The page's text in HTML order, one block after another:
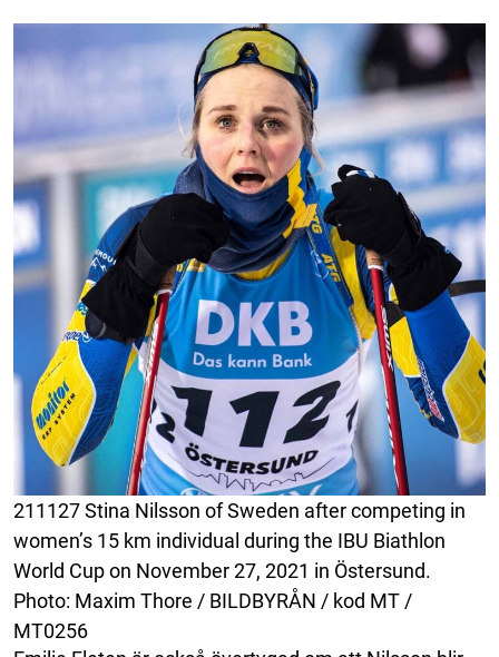
211127 Stina Nilsson of Sweden after competing in
women’s 15 km individual during the IBU Biathlon
World Cup on November 27, 2021 in Östersund.
Photo: Maxim Thore / BILDBYRÅN / kod MT /
MT0256